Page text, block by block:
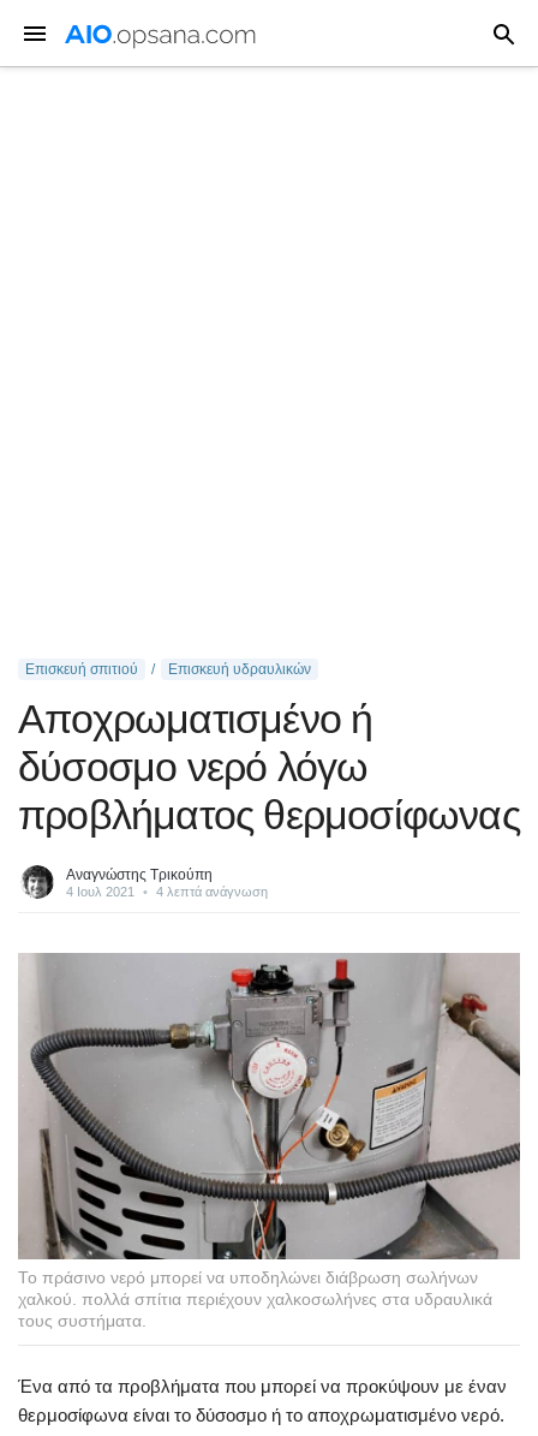
Επισκευή σπιτιού Επισκευή υδραυλικών
Αποχρωματισμένο ή
δύσοσμο νερό λόγω
προβλήματος θερμοσίφωνας
Αναγνώστης Τρικούπη
4 Ιουλ 2021 • 4 λεπτά ανάγνωση
Το πράσινο νερό μπορεί να υποδηλώνει διάβρωση σωλήνων
χαλκού. πολλά σπίτια περιέχουν χαλκοσωλήνες στα υδραυλικά
τους συστήματα.
Ένα από τα προβλήματα που μπορεί να προκύψουν με έναν
θερμοσίφωνα είναι το δύσοσμο ή το αποχρωματισμένο νερό.